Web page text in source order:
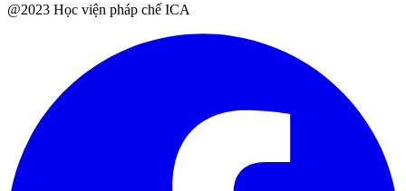
@2023 Học viện pháp chế ICA